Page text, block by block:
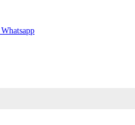
Whatsapp